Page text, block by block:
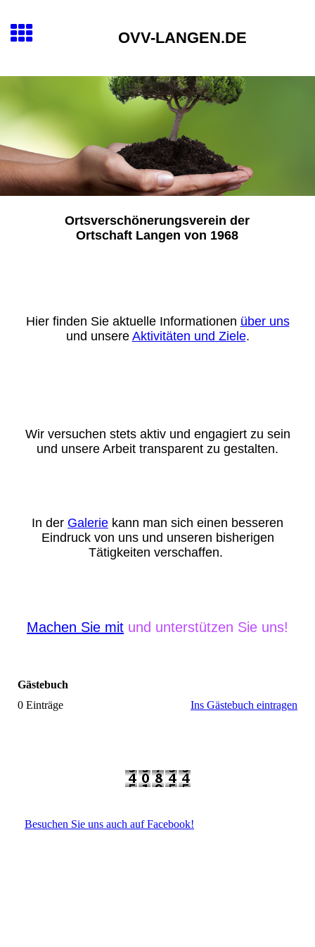
OVV-LANGEN.DE
Ortsverschönerungsverein der
Ortschaft Langen von 1968
Hier finden Sie aktuelle Informationen über uns
und unsere Aktivitäten und Ziele.
Wir versuchen stets aktiv und engagiert zu sein
und unsere Arbeit transparent zu gestalten.
In der Galerie kann man sich einen besseren
Eindruck von uns und unseren bisherigen
Tätigkeiten verschaffen.
Machen Sie mit und unterstützen Sie uns!
Gästebuch
0 Einträge
Ins Gästebuch eintragen
Besuchen Sie uns auch auf Facebook!